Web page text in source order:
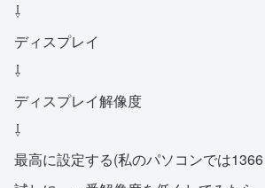
⇩
ディスプレイ
⇩
ディスプレイ解像度
⇩
最高に設定する(私のパソコンでは